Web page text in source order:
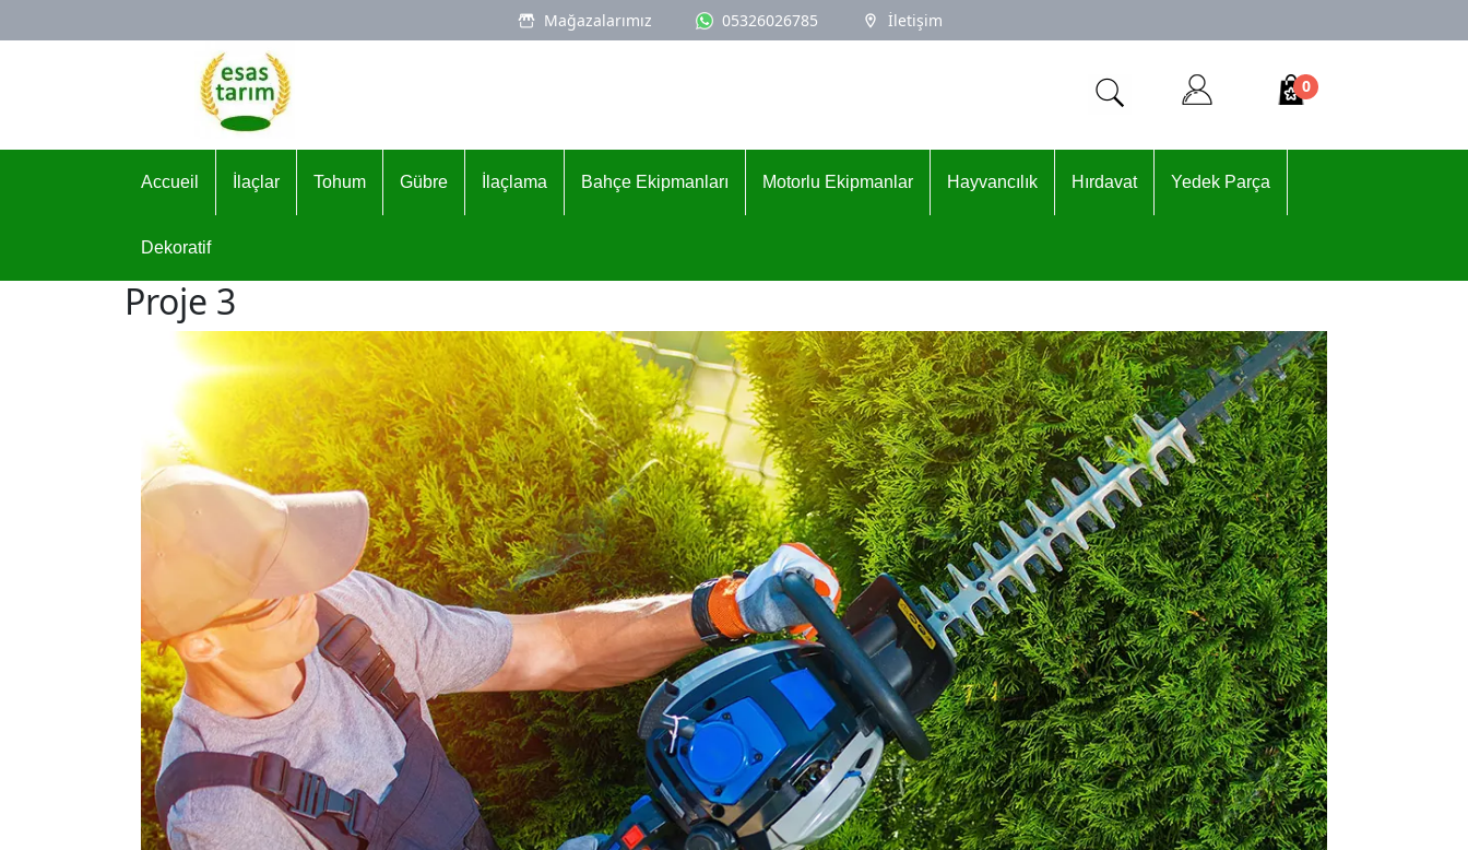
Mağazalarımız 05326026785 İletişim
Logo
0
Accueil İlaçlar Tohum Gübre İlaçlama Bahçe Ekipmanları Motorlu Ekipmanlar Hayvancılık Hırdavat Yedek Parça
Dekoratif
Proje 3